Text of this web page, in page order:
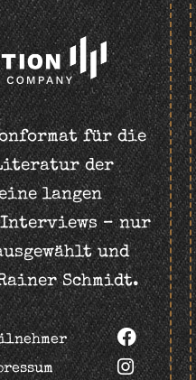
für die
der
langen
Interviews – nur
und
Schmidt.